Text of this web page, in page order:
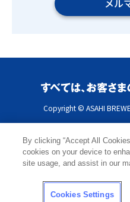
メル
Copyright © ASAHI
By clicking “Accept All
cookies on your device to
site usage, and assist in our
Cookies Settings